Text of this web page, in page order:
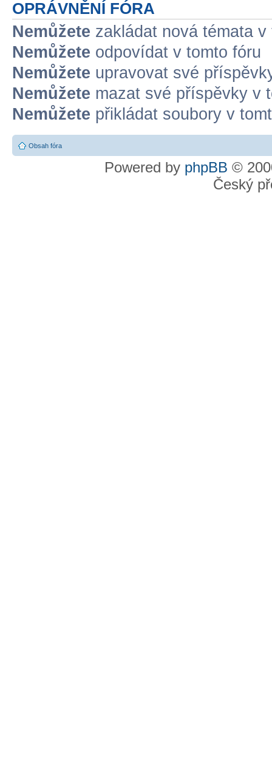
OPRÁVNĚNÍ FÓRA
Nemůžete zakládat nová témata v
Nemůžete odpovídat v tomto fóru
Nemůžete upravovat své
Nemůžete mazat své příspěvky v
Nemůžete přikládat soubory v
Obsah fóra
Powered by phpBB ©
Český